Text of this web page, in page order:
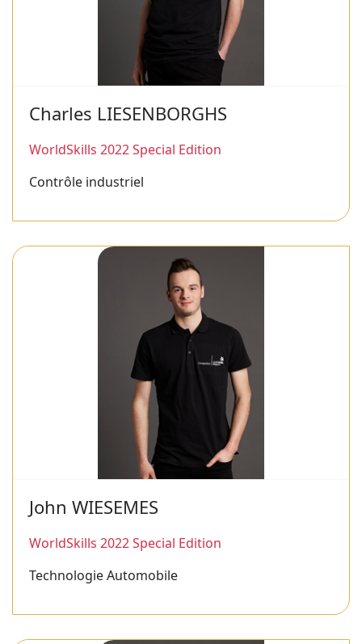
Charles LIESENBORGHS
WorldSkills 2022 Special Edition
Contrôle industriel
John WIESEMES
WorldSkills 2022 Special Edition
Technologie Automobile